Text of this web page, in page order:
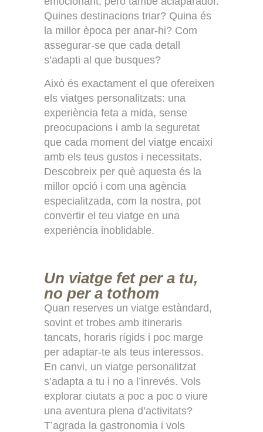
Quines destinacions triar? Quina és
la millor època per anar-hi? Com
assegurar-se que cada detall
s’adapti al que busques?
Això és exactament el que ofereixen
els viatges personalitzats: una
experiència feta a mida, sense
preocupacions i amb la seguretat
que cada moment del viatge encaixi
amb els teus gustos i necessitats.
Descobreix per què aquesta és la
millor opció i com una agència
especialitzada, com la nostra, pot
convertir el teu viatge en una
experiència inoblidable.
Un viatge fet per a tu,
no per a tothom
Quan reserves un viatge estàndard,
sovint et trobes amb itineraris
tancats, horaris rígids i poc marge
per adaptar-te als teus interessos.
En canvi, un viatge personalitzat
s’adapta a tu i no a l’inrevés. Vols
explorar ciutats a poc a poc o viure
una aventura plena d’activitats?
T’agrada la gastronomia i vols